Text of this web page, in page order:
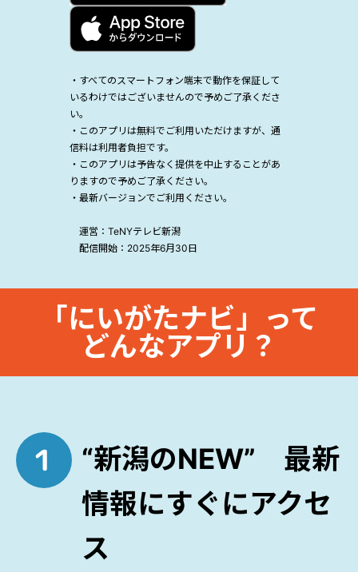
・すべてのスマートフォン端末で動作を保証して
いるわけではございませんので予めご了承くださ
い。
・このアプリは無料でご利用いただけますが、通
信料は利用者負担です。
・このアプリは予告なく提供を中止することがあ
りますので予めご了承ください。
・最新バージョンでご利用ください。
運営：TeNYテレビ新潟
配信開始：2025年6月30日
「にいがたナビ」って
どんなアプリ？
“新潟のNEW” 最新
情報にすぐにアクセ
ス